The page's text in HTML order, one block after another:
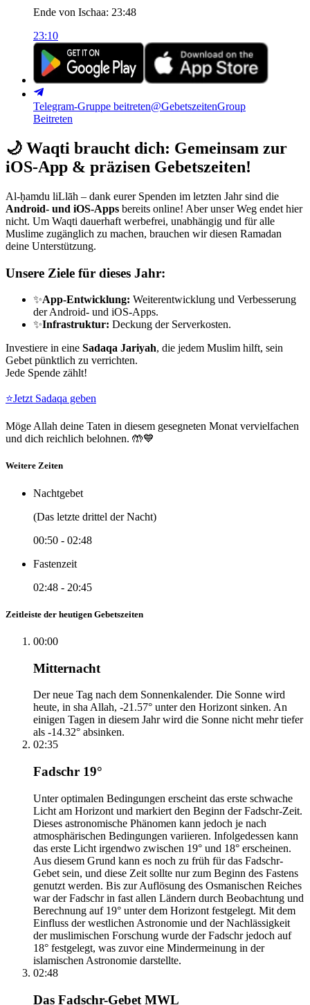
Ende von Ischaa: 23:48
23:10
Telegram-Gruppe beitreten@GebetszeitenGroup
Beitreten
🌙 Waqti braucht dich: Gemeinsam zur
iOS-App & präzisen Gebetszeiten!
Al-ḥamdu liLlāh – dank eurer Spenden im letzten Jahr sind die
Android- und iOS-Apps bereits online! Aber unser Weg endet hier
nicht. Um Waqti dauerhaft werbefrei, unabhängig und für alle
Muslime zugänglich zu machen, brauchen wir diesen Ramadan
deine Unterstützung.
Unsere Ziele für dieses Jahr:
✨App-Entwicklung: Weiterentwicklung und Verbesserung
der Android- und iOS-Apps.
✨Infrastruktur: Deckung der Serverkosten.
Investiere in eine Sadaqa Jariyah, die jedem Muslim hilft, sein
Gebet pünktlich zu verrichten.
Jede Spende zählt!
⭐Jetzt Sadaqa geben
Möge Allah deine Taten in diesem gesegneten Monat vervielfachen
und dich reichlich belohnen. 🤲💙
Weitere Zeiten
Nachtgebet
(Das letzte drittel der Nacht)
00:50 - 02:48
Fastenzeit
02:48 - 20:45
Zeitleiste der heutigen Gebetszeiten
00:00
Mitternacht
Der neue Tag nach dem Sonnenkalender. Die Sonne wird
heute, in sha Allah, -21.57° unter den Horizont sinken. An
einigen Tagen in diesem Jahr wird die Sonne nicht mehr tiefer
als -14.32° absinken.
02:35
Fadschr 19°
Unter optimalen Bedingungen erscheint das erste schwache
Licht am Horizont und markiert den Beginn der Fadschr-Zeit.
Dieses astronomische Phänomen kann jedoch je nach
atmosphärischen Bedingungen variieren. Infolgedessen kann
das erste Licht irgendwo zwischen 19° und 18° erscheinen.
Aus diesem Grund kann es noch zu früh für das Fadschr-
Gebet sein, und diese Zeit sollte nur zum Beginn des Fastens
genutzt werden. Bis zur Auflösung des Osmanischen Reiches
war der Fadschr in fast allen Ländern durch Beobachtung und
Berechnung auf 19° unter dem Horizont festgelegt. Mit dem
Einfluss der westlichen Astronomie und der Nachlässigkeit
der muslimischen Forschung wurde der Fadschr jedoch auf
18° festgelegt, was zuvor eine Mindermeinung in der
islamischen Astronomie darstellte.
02:48
Das Fadschr-Gebet MWL